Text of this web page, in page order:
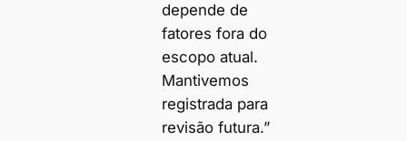
depende de
fatores fora do
escopo atual.
Mantivemos
registrada para
revisão futura.”